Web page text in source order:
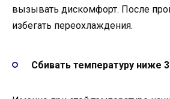
вызывать дискомфорт. После
избегать переохлаждения.
Сбивать температуру ниже